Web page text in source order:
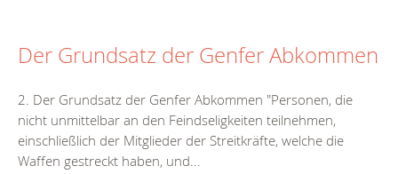
Der Grundsatz der Genfer Abkommen
2. Der Grundsatz der Genfer Abkommen "Personen, die
nicht unmittelbar an den Feindseligkeiten teilnehmen,
einschließlich der Mitglieder der Streitkräfte, welche die
Waffen gestreckt haben, und...